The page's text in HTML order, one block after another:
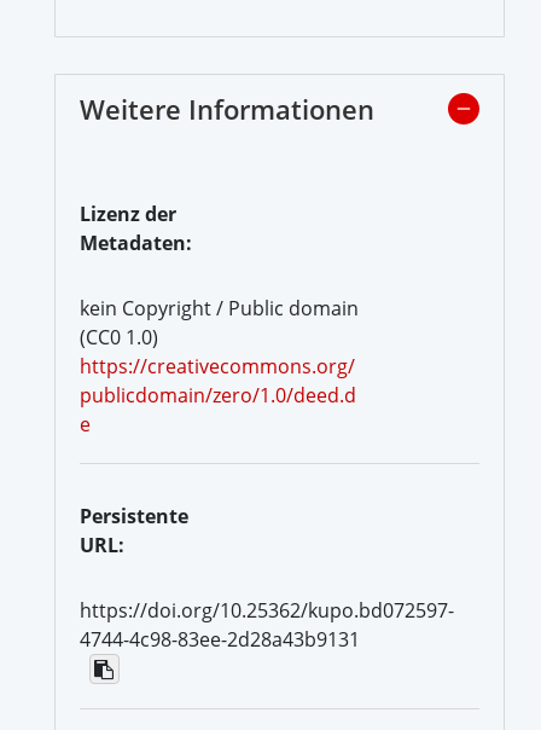
Weitere Informationen
Lizenz der
Metadaten:
kein Copyright / Public domain
(CC0 1.0)
https://creativecommons.org/
publicdomain/zero/1.0/deed.d
e
Persistente
URL:
https://doi.org/10.25362/kupo.bd072597-
4744-4c98-83ee-2d28a43b9131